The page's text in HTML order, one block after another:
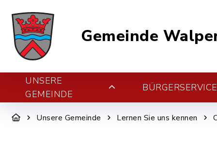
Gemeinde
UNSERE
GEMEINDE
BÜRGERSERVICE
Unsere Gemeinde Lernen Sie uns kennen